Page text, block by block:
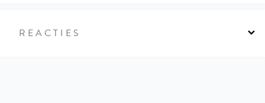
REACTIES